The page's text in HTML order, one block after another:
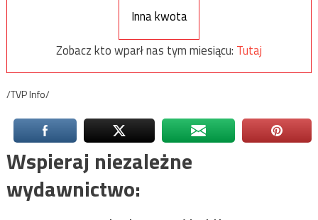
Inna kwota
Zobacz kto wparł nas tym miesiącu: Tutaj
/TVP Info/
Wspieraj niezależne
wydawnictwo: